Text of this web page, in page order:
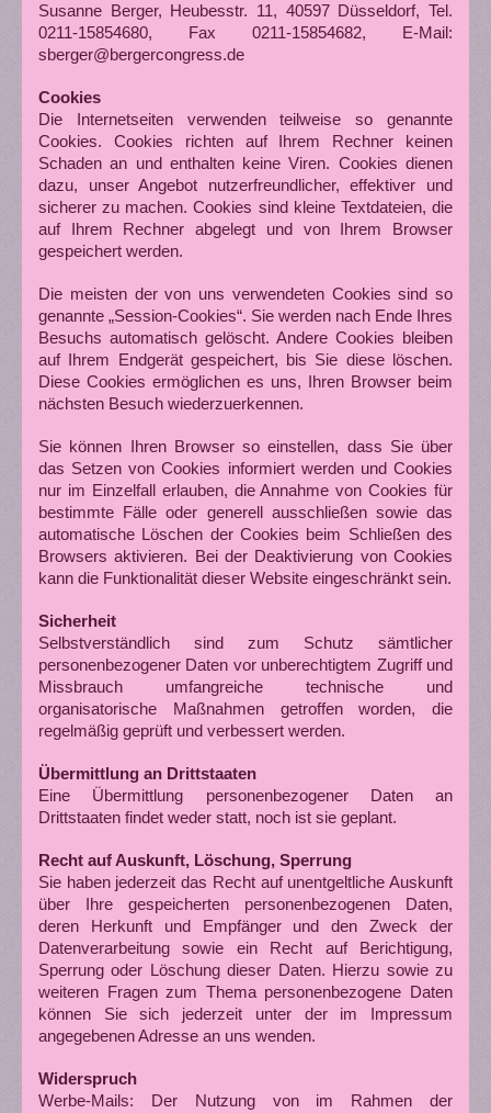
Susanne Berger, Heubesstr. 11, 40597 Düsseldorf, Tel.
0211-15854680, Fax 0211-15854682, E-Mail:
sberger@bergercongress.de
Cookies
Die Internetseiten verwenden teilweise so genannte
Cookies. Cookies richten auf Ihrem Rechner keinen
Schaden an und enthalten keine Viren. Cookies dienen
dazu, unser Angebot nutzerfreundlicher, effektiver und
sicherer zu machen. Cookies sind kleine Textdateien, die
auf Ihrem Rechner abgelegt und von Ihrem Browser
gespeichert werden.
Die meisten der von uns verwendeten Cookies sind so
genannte „Session-Cookies“. Sie werden nach Ende Ihres
Besuchs automatisch gelöscht. Andere Cookies bleiben
auf Ihrem Endgerät gespeichert, bis Sie diese löschen.
Diese Cookies ermöglichen es uns, Ihren Browser beim
nächsten Besuch wiederzuerkennen.
Sie können Ihren Browser so einstellen, dass Sie über
das Setzen von Cookies informiert werden und Cookies
nur im Einzelfall erlauben, die Annahme von Cookies für
bestimmte Fälle oder generell ausschließen sowie das
automatische Löschen der Cookies beim Schließen des
Browsers aktivieren. Bei der Deaktivierung von Cookies
kann die Funktionalität dieser Website eingeschränkt sein.
Sicherheit
Selbstverständlich sind zum Schutz sämtlicher
personenbezogener Daten vor unberechtigtem Zugriff und
Missbrauch umfangreiche technische und
organisatorische Maßnahmen getroffen worden, die
regelmäßig geprüft und verbessert werden.
Übermittlung an Drittstaaten
Eine Übermittlung personenbezogener Daten an
Drittstaaten findet weder statt, noch ist sie geplant.
Recht auf Auskunft, Löschung, Sperrung
Sie haben jederzeit das Recht auf unentgeltliche Auskunft
über Ihre gespeicherten personenbezogenen Daten,
deren Herkunft und Empfänger und den Zweck der
Datenverarbeitung sowie ein Recht auf Berichtigung,
Sperrung oder Löschung dieser Daten. Hierzu sowie zu
weiteren Fragen zum Thema personenbezogene Daten
können Sie sich jederzeit unter der im Impressum
angegebenen Adresse an uns wenden.
Widerspruch
Werbe-Mails: Der Nutzung von im Rahmen der